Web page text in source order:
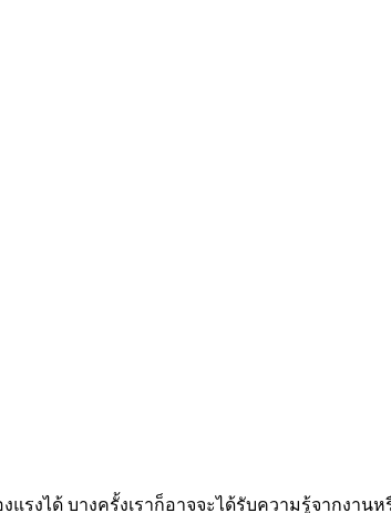
รงได้ บางครั้งเราก็อาจจะได้รับความรู้จากงา